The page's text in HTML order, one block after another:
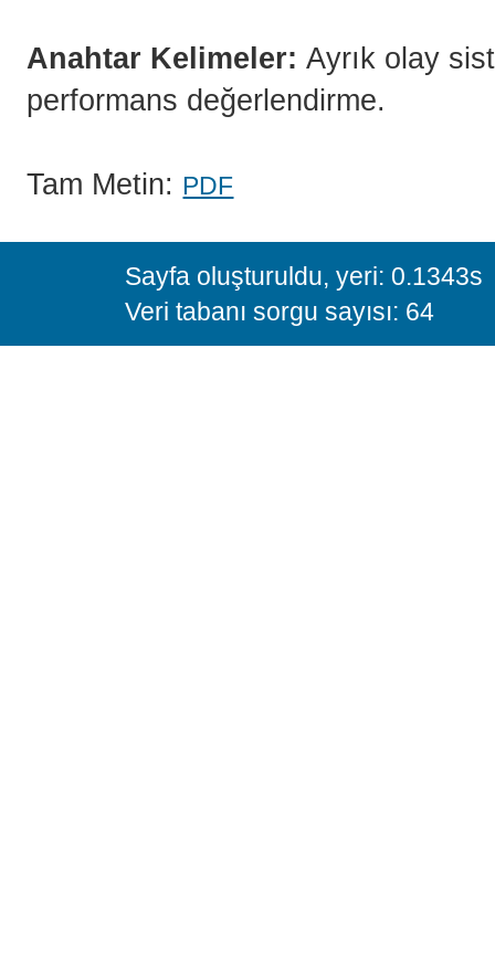
Anahtar Kelimeler:Ayrık olay
performans değerlendirme.
Tam Metin: PDF
Sayfa oluşturuldu, yeri: 0.1343s
Veri tabanı sorgu sayısı: 64